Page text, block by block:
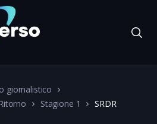
giornalistico
Stagione 1
SRDR